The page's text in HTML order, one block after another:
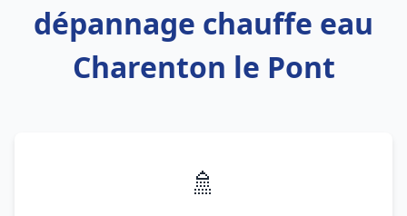
dépannage chauffe eau
Charenton le Pont
🚿